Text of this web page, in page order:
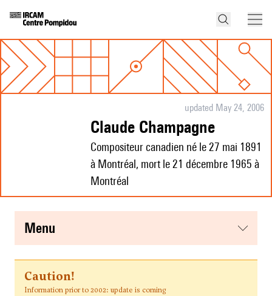
updated May 24, 2006
Claude Champagne
Compositeur canadien né le 27 mai 1891
à Montréal, mort le 21 décembre 1965 à
Montréal
menu
Caution!
Information prior to 2002: update is coming